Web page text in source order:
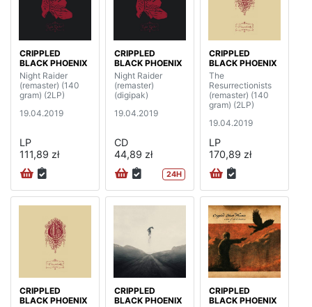
CRIPPLED
BLACK PHOENIX
Night Raider
(remaster) (140
gram) (2LP)
19.04.2019
LP
111,89 zł
CRIPPLED
BLACK PHOENIX
Night Raider
(remaster)
(digipak)
19.04.2019
CD
44,89 zł
24H
CRIPPLED
BLACK PHOENIX
The
Resurrectionists
(remaster) (140
gram) (2LP)
19.04.2019
LP
170,89 zł
CRIPPLED
BLACK PHOENIX
CRIPPLED
BLACK PHOENIX
CRIPPLED
BLACK PHOENIX